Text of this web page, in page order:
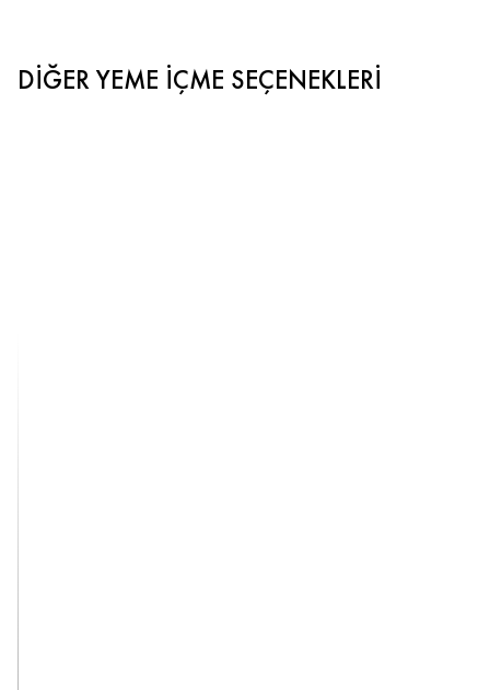
DIĞER YEME İÇME SEÇENEKLERI